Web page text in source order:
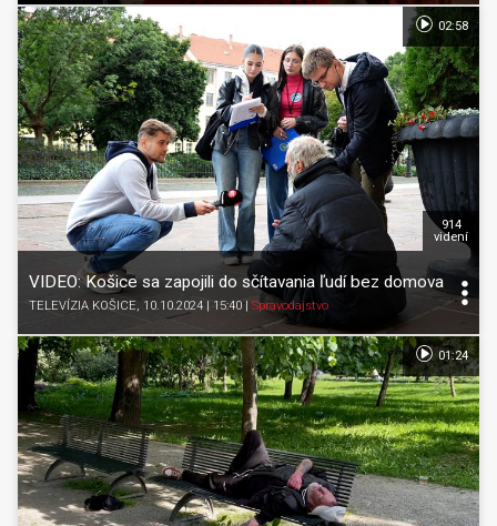
VIDEO: Košice sa zapojili do sčítavania ľudí bez domova
TELEVÍZIA KOŠICE, 10.10.2024 | 15:40 Spravodajstvo
914
videní
02:58
01:24